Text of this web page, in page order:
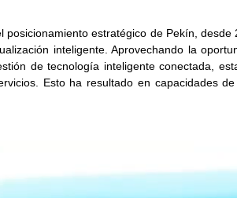
estratégico de Pekín,
inteligente. Aprovechando la
de tecnología inteligente conectada,
Esto ha resultado en capacidades